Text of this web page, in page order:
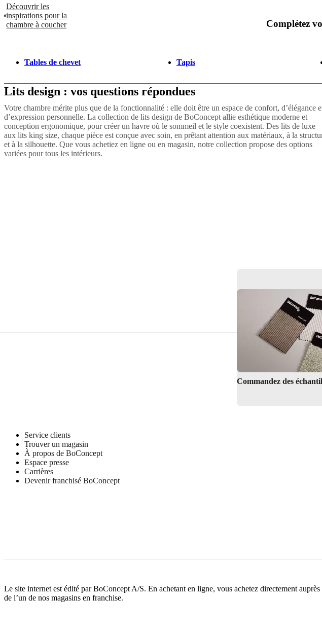
Découvrir les
inspirations pour la
chambre à coucher
Complétez
Tables de chevet Tapis
Lits design : vos questions répondues
Votre chambre mérite plus que de la fonctionnalité : elle doit être un espace de confort, d’élégance
d’expression personnelle. La collection de lits design de BoConcept allie esthétique moderne et
conception ergonomique, pour créer un havre où le sommeil et le style coexistent. Des lits de luxe
aux lits king size, chaque pièce est conçue avec soin, en prêtant attention aux matériaux, à la
et à la silhouette. Que vous achetiez en ligne ou en magasin, notre collection propose des options
variées pour tous les intérieurs.
Commandez des
Service clients
Trouver un magasin
À propos de BoConcept
Espace presse
Carrières
Devenir franchisé BoConcept
Le site internet est édité par BoConcept A/S. En achetant en ligne, vous achetez directement auprès
de l’un de nos magasins en franchise.